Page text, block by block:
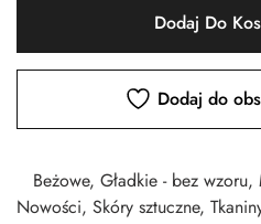
Dodaj Do
Dodaj do
Beżowe, Gładkie - bez wzoru,
Nowości, Skóry sztuczne,